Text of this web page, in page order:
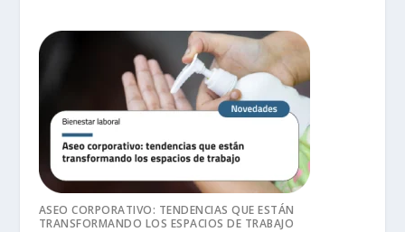
ASEO CORPORATIVO: TENDENCIAS QUE ESTÁN
TRANSFORMANDO LOS ESPACIOS DE TRABAJO